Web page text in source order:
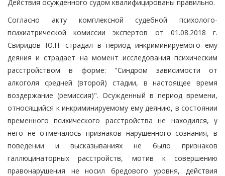
Действия осужденного судом квалифицированы правильно.
Согласно акту комплексной судебной психолого-
психиатрической комиссии экспертов от 01.08.2018 г.
Свиридов Ю.Н. страдал в период инкриминируемого ему
деяния и страдает на момент исследования психическим
расстройством в форме: "Синдром зависимости от
алкоголя средней (второй) стадии, в настоящее время
воздержание (ремиссия)". Осужденный в период времени,
относящийся к инкриминируемому ему деянию, в состоянии
временного психического расстройства не находился, у
него не отмечалось признаков нарушенного сознания, в
поведении и высказываниях не было признаков
галлюцинаторных расстройств, мотив к совершению
правонарушения не носил бредового уровня, действия